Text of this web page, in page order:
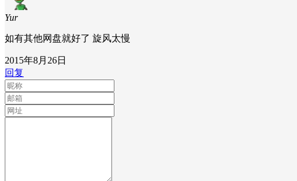
Yur
如有其他网盘就好了 旋风太慢
2015年8月26日
回复